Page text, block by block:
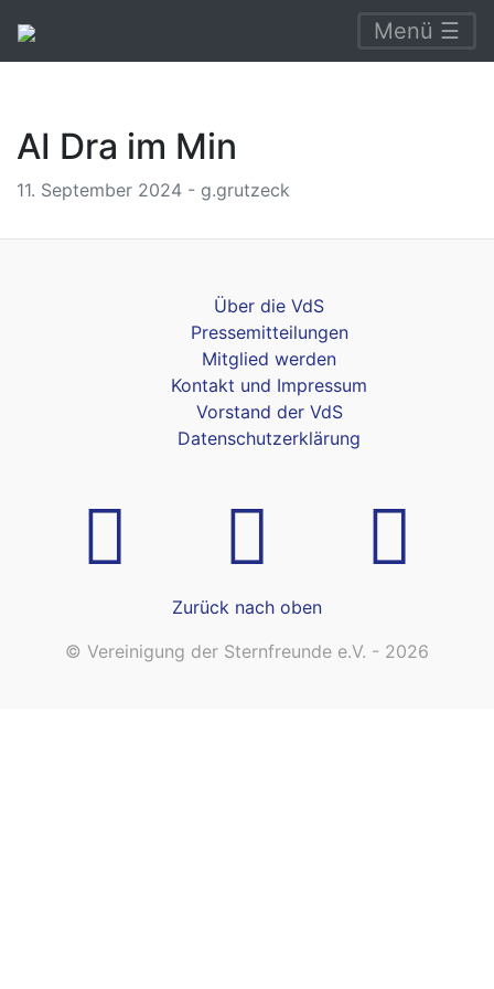
Menü ☰
AI Dra im Min
11. September 2024 - g.grutzeck
Über die VdS
Pressemitteilungen
Mitglied werden
Kontakt und Impressum
Vorstand der VdS
Datenschutzerklärung
Zurück nach oben
© Vereinigung der Sternfreunde e.V. - 2026